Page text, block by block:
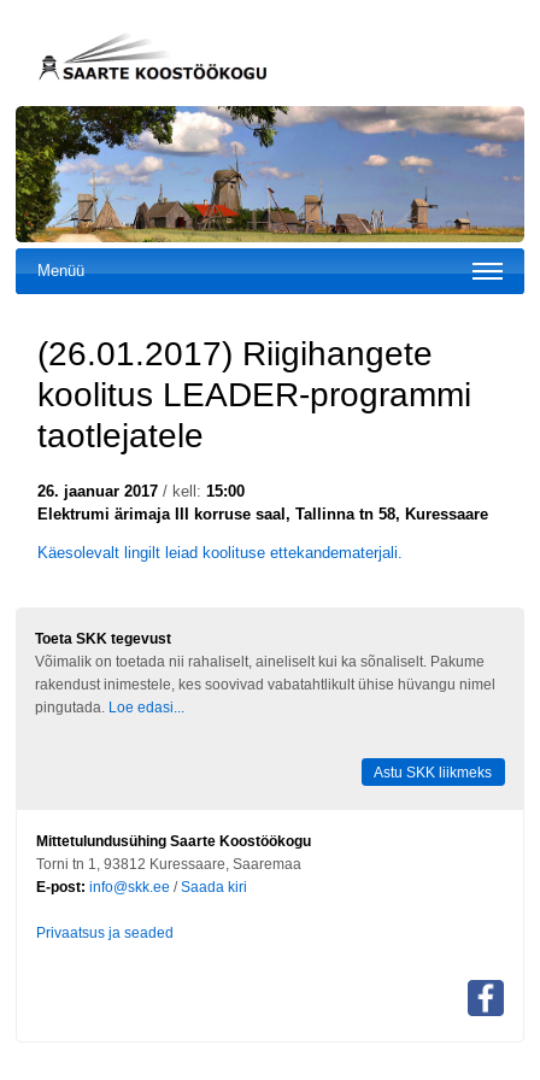
Menüü
(26.01.2017) Riigihangete
koolitus LEADER-programmi
taotlejatele
26. jaanuar 2017/ kell: 15:00
Elektrumi ärimaja III korruse saal, Tallinna tn 58, Kuressaare
Käesolevalt lingilt leiad koolituse ettekandematerjali.
Toeta SKK tegevust
Võimalik on toetada nii rahaliselt, aineliselt kui ka sõnaliselt. Pakume
rakendust inimestele, kes soovivad vabatahtlikult ühise hüvangu nimel
pingutada.
Loe edasi...
Astu SKK liikmeks
Mittetulundusühing Saarte Koostöökogu
Torni tn 1, 93812 Kuressaare, Saaremaa
E-post: info@skk.ee /Saada kiri
Privaatsus ja seaded